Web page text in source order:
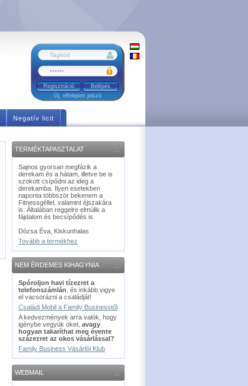
Regisztráció
Új, elfelejtett jelszó
Negatív licit
TERMÉKTAPASZTALAT
Sajnos gyorsan megfázik a
derekam és a hátam, illetve be is
szokott csípődni az ideg a
derekamba. Ilyen esetekben
naponta többször bekenem a
Fitnessgéllel, valamint éjszakára
is. Általában reggelre elmúlik a
fájdalom és becsípődés is.
Dózsa Éva, Kiskunhalas
Tovább a termékhez
NEM ÉRDEMES KIHAGYNIA
Spóroljon havi tízezret a
telefonszámlán , és inkább vigye
el vacsorázni a családját!
Családi Mobil a Family Businesstől
A kedvezmények arra valók, hogy
igénybe vegyük oket, avagy
hogyan takaríthat meg évente
százezret az okos vásárlással?
Family Business Vásárlói Klub
WEBMAIL